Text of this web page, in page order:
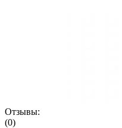
Отзывы:
(0)